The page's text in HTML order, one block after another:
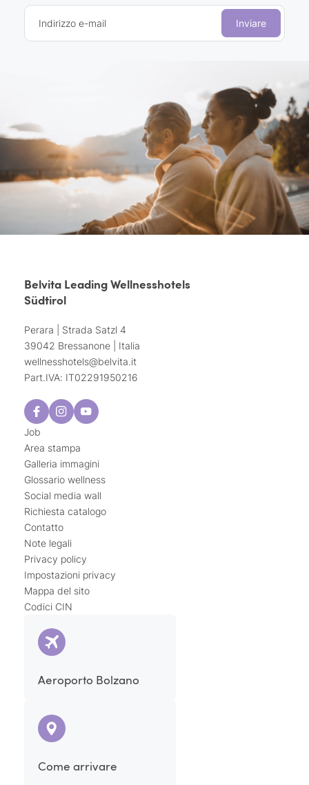
Indirizzo e-mail Inviare
Belvita Leading Wellnesshotels
Südtirol
Perara | Strada Satzl 4
39042 Bressanone | Italia
wellnesshotels@belvita.it
Part.IVA: IT02291950216
Job
Area stampa
Galleria immagini
Glossario wellness
Social media wall
Richiesta catalogo
Contatto
Note legali
Privacy policy
Impostazioni privacy
Mappa del sito
Codici CIN
Aeroporto Bolzano
Come arrivare